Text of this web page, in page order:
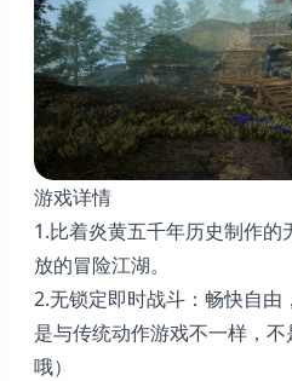
游戏详情
1.比着炎黄五千年历史制作
放的冒险江湖。
2.无锁定即时战斗：畅快自由
是与传统动作游戏不一样，
哦）